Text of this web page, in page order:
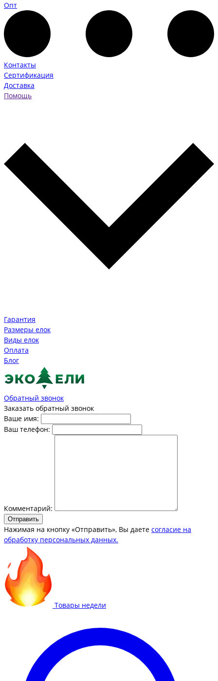
Опт
Контакты
Сертификация
Доставка
Помощь
Гарантия
Размеры елок
Виды елок
Оплата
Блог
Обратный звонок
Заказать обратный звонок
Ваше имя:
Ваш телефон:
Комментарий:
Отправить
Нажимая на кнопку «Отправить», Вы даете согласие на
обработку персональных данных.
Товары недели